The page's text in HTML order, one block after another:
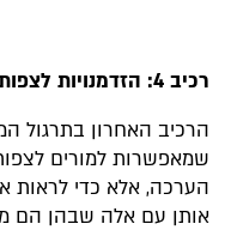
רכיב 4: הזדמנויות לצפות במומחיות ולדון בה
הרכיב האחרון בתרגול
שמאפשרות למורים
הערכה, אלא כדי לראות
אותן עם אלה שבהן הם